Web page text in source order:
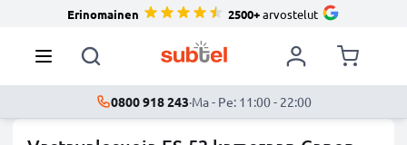
Erinomainen 2500+arvostelut
0800 918 243·Ma - Pe: 11:00 - 22:00